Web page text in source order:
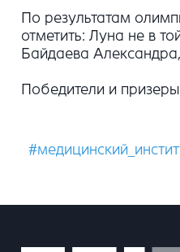
По результатам
отметить: Луна не в
Байдаева Александра,
Победители и